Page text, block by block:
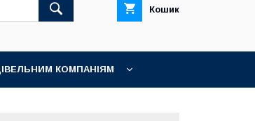
Кошик
КОМПАНІЯМ